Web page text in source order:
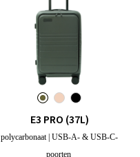
E3 PRO (37L)
polycarbonaat | USB-A- & USB-C-
poorten